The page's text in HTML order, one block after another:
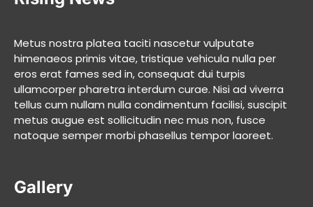
Metus nostra platea taciti nascetur vulputate
himenaeos primis vitae, tristique vehicula nulla per
eros erat fames sed in, consequat dui turpis
ullamcorper pharetra interdum curae. Nisi ad viverra
tellus cum nullam nulla condimentum facilisi, suscipit
metus augue est sollicitudin nec mus non, fusce
natoque semper morbi phasellus tempor laoreet.
Gallery